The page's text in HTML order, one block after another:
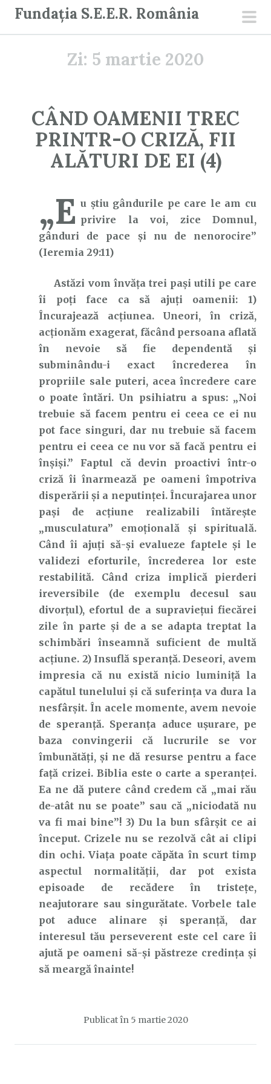
Fundația S.E.E.R. România
Zi: 5 martie 2020
CÂND OAMENII TREC
PRINTR-O CRIZĂ, FII
ALĂTURI DE EI (4)
„E u ştiu gândurile pe care le am cu
privire la voi, zice Domnul,
gânduri de pace şi nu de nenorocire”
(Ieremia 29:11)
Astăzi vom învăța trei pași utili pe care
îi poți face ca să ajuți oamenii: 1)
Încurajează acțiunea. Uneori, în criză,
acționăm exagerat, făcând persoana aflată
în nevoie să fie dependentă și
subminându-i exact încrederea în
propriile sale puteri, acea încredere care
o poate întări. Un psihiatru a spus: „Noi
trebuie să facem pentru ei ceea ce ei nu
pot face singuri, dar nu trebuie să facem
pentru ei ceea ce nu vor să facă pentru ei
înșiși.” Faptul că devin proactivi într-o
criză îi înarmează pe oameni împotriva
disperării și a neputinței. Încurajarea unor
pași de acțiune realizabili întărește
„musculatura” emoțională și spirituală.
Când îi ajuți să-și evalueze faptele și le
validezi eforturile, încrederea lor este
restabilită. Când criza implică pierderi
ireversibile (de exemplu decesul sau
divorțul), efortul de a supraviețui fiecărei
zile în parte și de a se adapta treptat la
schimbări înseamnă suficient de multă
acțiune. 2) Insuflă speranță. Deseori, avem
impresia că nu există nicio luminiță la
capătul tunelului și că suferința va dura la
nesfârșit. În acele momente, avem nevoie
de speranță. Speranța aduce ușurare, pe
baza convingerii că lucrurile se vor
îmbunătăți, și ne dă resurse pentru a face
față crizei. Biblia este o carte a speranței.
Ea ne dă putere când credem că „mai rău
de-atât nu se poate” sau că „niciodată nu
va fi mai bine”! 3) Du la bun sfârșit ce ai
început. Crizele nu se rezolvă cât ai clipi
din ochi. Viața poate căpăta în scurt timp
aspectul normalității, dar pot exista
episoade de recădere în tristețe,
neajutorare sau singurătate. Vorbele tale
pot aduce alinare și speranță, dar
interesul tău perseverent este cel care îi
ajută pe oameni să-și păstreze credința și
să meargă înainte!
Publicat în 5 martie 2020